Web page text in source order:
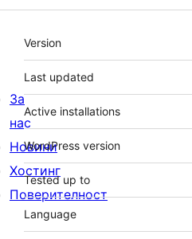
Мета
Version
Last updated
Active installations
WordPress version
Tested up to
Language
За
нас
Новини
Хостинг
Поверителност